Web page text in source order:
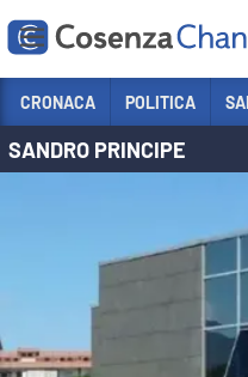
Sezioni
COSENZA CALCIO
ITALIA MONDO
CRONACA POLITICA
SANDRO PRINCIPE